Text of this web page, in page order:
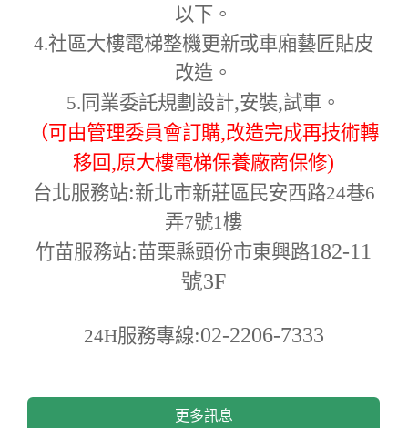
以下。
4.社區大樓電梯整機更新或車廂藝匠貼皮
改造。
5. 同業委託規劃設計,安裝,試車。
（可由管理委員會訂購,改造完成再技術轉
移回,原大樓電梯保養廠商保修)
台北服務站:新北市新莊區民安西路24巷6
弄7號1樓
竹苗服務站:苗栗縣頭份市東興路182-11
號3F
24H服務專線:02-2206-7333
更多訊息